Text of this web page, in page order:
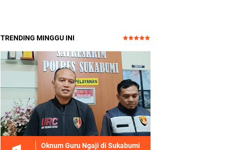
TRENDING MINGGU INI
Oknum Guru Ngaji di Sukabumi